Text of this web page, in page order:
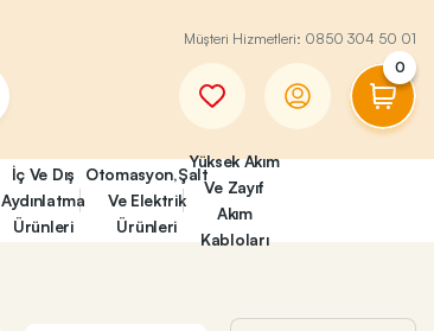
Müşteri Hizmetleri: 0850 304 50 01
0
İç Ve Dış
Aydınlatma
Ürünleri
Otomasyon,Şalt
Ve Elektrik
Ürünleri
Yüksek Akım
Ve Zayıf
Akım
Kabloları